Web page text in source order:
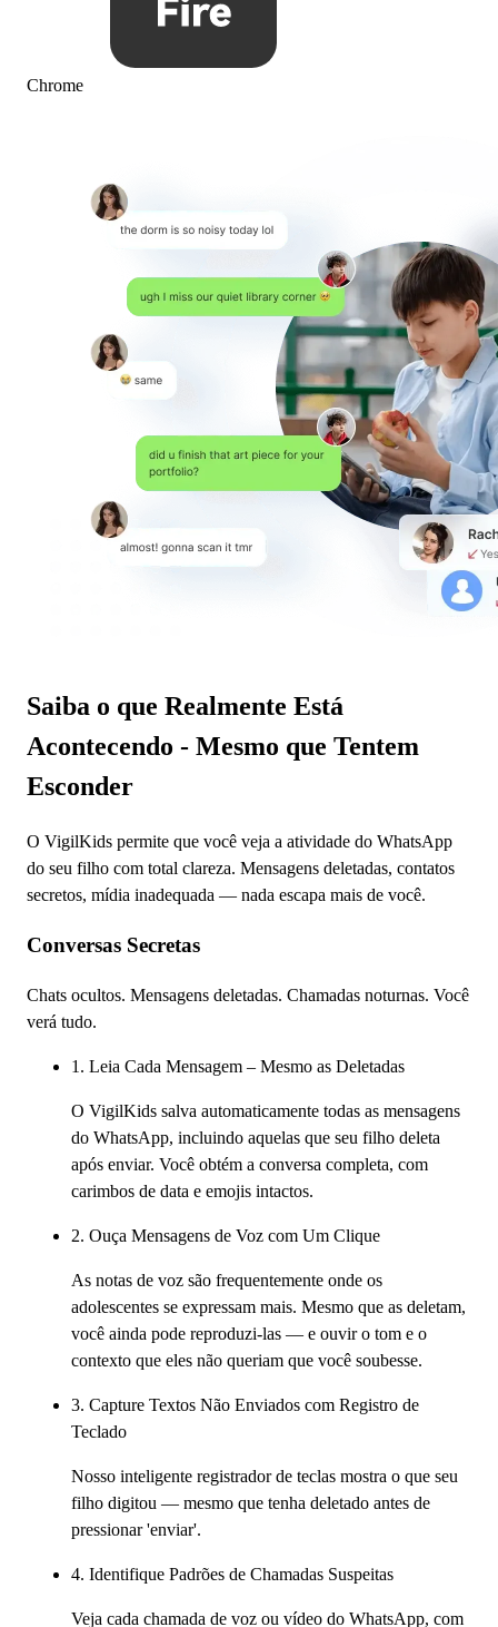
Chrome
Saiba o que Realmente Está
Acontecendo - Mesmo que Tentem
Esconder
O VigilKids permite que você veja a atividade do WhatsApp
do seu filho com total clareza. Mensagens deletadas, contatos
secretos, mídia inadequada — nada escapa mais de você.
Conversas Secretas
Chats ocultos. Mensagens deletadas. Chamadas noturnas. Você
verá tudo.
1. Leia Cada Mensagem – Mesmo as Deletadas
O VigilKids salva automaticamente todas as mensagens
do WhatsApp, incluindo aquelas que seu filho deleta
após enviar. Você obtém a conversa completa, com
carimbos de data e emojis intactos.
2. Ouça Mensagens de Voz com Um Clique
As notas de voz são frequentemente onde os
adolescentes se expressam mais. Mesmo que as deletam,
você ainda pode reproduzi-las — e ouvir o tom e o
contexto que eles não queriam que você soubesse.
3. Capture Textos Não Enviados com Registro de
Teclado
Nosso inteligente registrador de teclas mostra o que seu
filho digitou — mesmo que tenha deletado antes de
pressionar 'enviar'.
4. Identifique Padrões de Chamadas Suspeitas
Veja cada chamada de voz ou vídeo do WhatsApp, com